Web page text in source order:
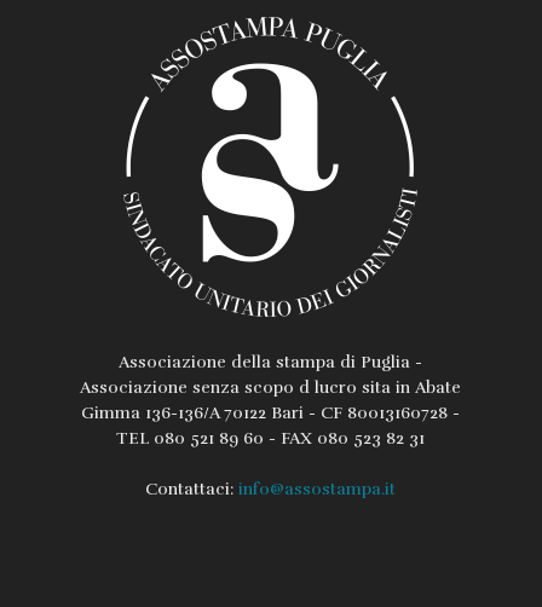
Associazione della stampa di Puglia -
Associazione senza scopo d lucro sita in Abate
Gimma 136-136/A 70122 Bari - CF 80013160728 -
TEL 080 521 89 60 - FAX 080 523 82 31
Contattaci:info@assostampa.it